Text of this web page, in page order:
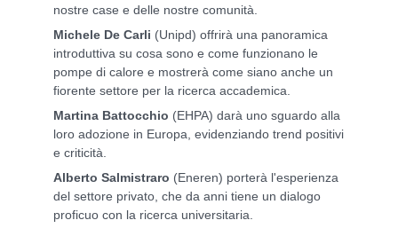
nostre case e delle nostre comunità.
Michele De Carli (Unipd) offrirà una panoramica
introduttiva su cosa sono e come funzionano le
pompe di calore e mostrerà come siano anche un
fiorente settore per la ricerca accademica.
Martina Battocchio (EHPA) darà uno sguardo alla
loro adozione in Europa, evidenziando trend positivi
e criticità.
Alberto Salmistraro (Eneren) porterà l'esperienza
del settore privato, che da anni tiene un dialogo
proficuo con la ricerca universitaria.